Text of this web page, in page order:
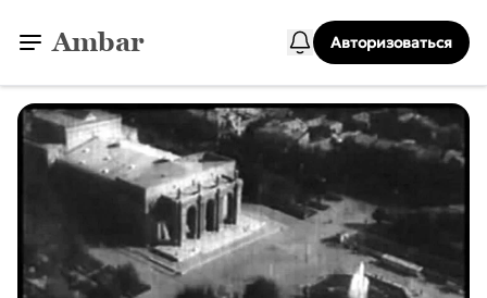
Ambar Авторизоваться